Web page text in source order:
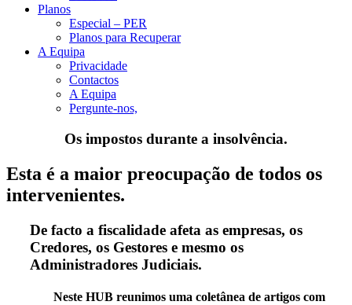
Planos
Especial – PER
Planos para Recuperar
A Equipa
Privacidade
Contactos
A Equipa
Pergunte-nos,
Os impostos durante a insolvência.
Esta é a maior preocupação de todos os
intervenientes.
De facto a fiscalidade afeta as empresas, os
Credores, os Gestores e mesmo os
Administradores Judiciais.
Neste HUB reunimos uma coletânea de artigos com